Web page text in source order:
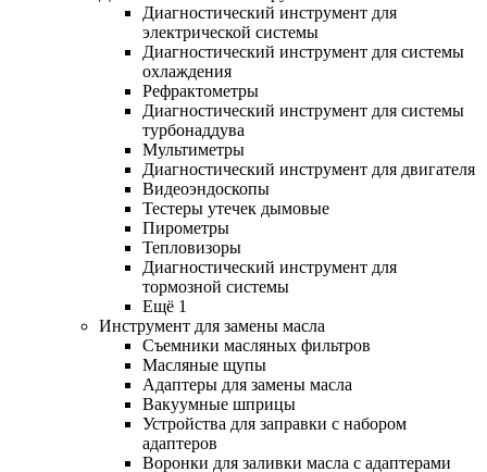
Диагностический инструмент для
электрической системы
Диагностический инструмент для системы
охлаждения
Рефрактометры
Диагностический инструмент для системы
турбонаддува
Мультиметры
Диагностический инструмент для двигателя
Видеоэндоскопы
Тестеры утечек дымовые
Пирометры
Тепловизоры
Диагностический инструмент для
тормозной системы
Ещё 1
Инструмент для замены масла
Съемники масляных фильтров
Масляные щупы
Адаптеры для замены масла
Вакуумные шприцы
Устройства для заправки с набором
адаптеров
Воронки для заливки масла с адаптерами